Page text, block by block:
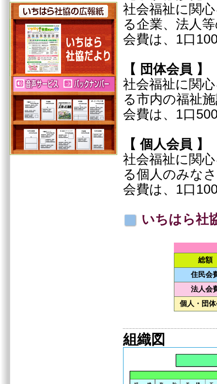
社会福祉に関
る企業、法人
会費は、1口
【 団体会員 】
社会福祉に関
る市内の福祉
会費は、1口
【 個人会員 】
社会福祉に関
る個人のみな
会費は、1口
いちはら社
総額
住民会
法人会
個人・団
組織図